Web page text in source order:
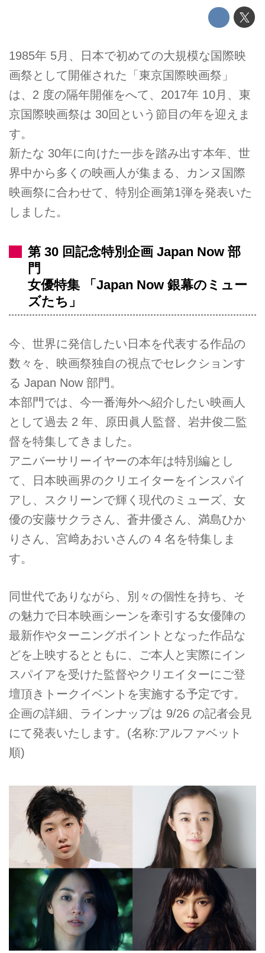
1985年 5月、日本で初めての大規模な国際映
画祭として開催された「東京国際映画祭」
は、2 度の隔年開催をへて、2017年 10月、東
京国際映画祭は 30回という節目の年を迎えま
す。
新たな 30年に向けた一歩を踏み出す本年、世
界中から多くの映画人が集まる、カンヌ国際
映画祭に合わせて、特別企画第1弾を発表いた
しました。
第 30 回記念特別企画 Japan Now 部
門
女優特集 「Japan Now 銀幕のミュー
ズたち」
今、世界に発信したい日本を代表する作品の
数々を、映画祭独自の視点でセレクションす
る Japan Now 部門。
本部門では、今一番海外へ紹介したい映画人
として過去 2 年、原田眞人監督、岩井俊二監
督を特集してきました。
アニバーサリーイヤーの本年は特別編とし
て、日本映画界のクリエイターをインスパイ
アし、スクリーンで輝く現代のミューズ、女
優の安藤サクラさん、蒼井優さん、満島ひか
りさん、宮﨑あおいさんの 4 名を特集しま
す。
同世代でありながら、別々の個性を持ち、そ
の魅力で日本映画シーンを牽引する女優陣の
最新作やターニングポイントとなった作品な
どを上映するとともに、ご本人と実際にイン
スパイアを受けた監督やクリエイターにご登
壇頂きトークイベントを実施する予定です。
企画の詳細、ラインナップは 9/26 の記者会見
にて発表いたします。(名称:アルファベット
順)